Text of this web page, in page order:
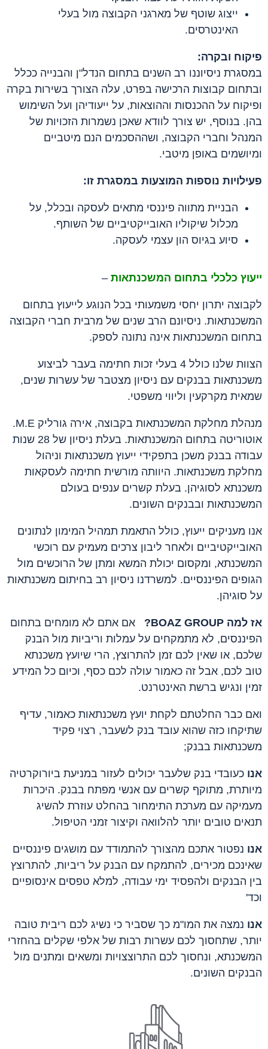
ייצוג שוטף של מארגני הקבוצה מול בעלי
האינטרסים.
פיקוח ובקרה:
במסגרת ניסיוננו רב השנים בתחום הנדל"ן והבנייה ככלל
ובתחום קבוצות הרכישה בפרט, עלה הצורך בשירות בקרה
ופיקוח על ההכנסות וההוצאות, על ייעודיהן ועל השימוש
בהן. בנוסף, יש צורך לוודא שאכן נשמרות הזכויות של
המנהל וחברי הקבוצה, ושההסכמים הנם מיטביים
ומיושמים באופן מיטבי.
פעילויות נוספות המוצעות במסגרת זו:
הבניית מתווה פיננסי מתאים לעסקה ובכלל, על
מכלול שיקוליו האובייקטיביים של השותף.
סיוע בגיוס הון עצמי לעסקה.
ייעוץ כלכלי בתחום המשכנתאות –
לקבוצה יתרון יחסי משמעותי בכל הנוגע לייעוץ בתחום
המשכנתאות. ניסיונם הרב שנים של מרבית חברי הקבוצה
בתחום המשכנתאות אינה נתונה לספק.
הצוות שלנו כולל 4 בעלי זכות חתימה בעבר לביצוע
משכנתאות בבנקים עם ניסיון מצטבר של עשרות שנים,
שמאית מקרקעין וליווי משפטי.
מנהלת מחלקת המשכנתאות בקבוצה, אירה גורליק M.E.
אוטוריטה בתחום המשכנתאות. בעלת ניסיון של 28 שנות
עבודה בבנק משכן בתפקידי ייעוץ משכנתאות וניהול
מחלקת משכנתאות. היוותה מורשית חתימה לעסקאות
משכנתא לסוגיהן. בעלת קשרים ענפים בעולם
המשכנתאות ובבנקים השונים.
אנו מעניקים ייעוץ, כולל התאמת תמהיל המימון לנתונים
האובייקטיביים ולאחר ליבון צרכים מעמיק עם רוכשי
המשכנתא, ומקסום יכולת המשא ומתן של הרוכשים מול
הגופים הפיננסיים. למשרדנו ניסיון רב בחיתום משכנתאות
על סוגיהן.
אז למה BOAZ GROUP?
אם אתם לא מומחים בתחום
הפיננסים, לא מתמקחים על עמלות וריביות מול הבנק
שלכם, או שאין לכם זמן להתרוצץ, הרי שיועץ משכנתא
טוב לכם, אבל זה כאמור עולה לכם כסף, וכיום כל המידע
זמין ונגיש ברשת האינטרנט.
ואם כבר החלטתם לקחת יועץ משכנתאות כאמור, עדיף
שתיקחו כזה שהוא עובד בנק לשעבר, רצוי פקיד
משכנתאות בבנק;
אנו כעובדי בנק שלעבר יכולים לעזור במניעת ביורוקרטיה
מיותרת, מתוקף קשרים עם אנשי מפתח בבנק. היכרות
מעמיקה עם מערכת התימחור בהחלט עוזרת להשיג
תנאים טובים יותר להלוואה וקיצור זמני הטיפול.
אנו נפטור אתכם מהצורך להתמודד עם מושגים פיננסיים
שאינכם מכירים, להתמקח עם הבנק על ריביות, להתרוצץ
בין הבנקים ולהפסיד ימי עבודה, למלא טפסים אינסופיים
וכד'
אנו נמצה את המו"מ כך שסביר כי נשיג לכם ריבית טובה
יותר, שתחסוך לכם עשרות רבות של אלפי שקלים בהחזרי
המשכנתא, ונחסוך לכם התרוצצויות ומשאים ומתנים מול
הבנקים השונים.